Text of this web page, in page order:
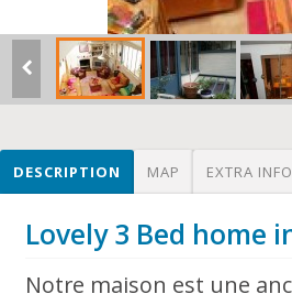
DESCRIPTION MAP EXTRA INFO
Lovely 3 Bed home
Notre maison est une